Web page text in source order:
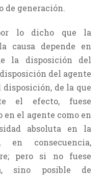
de generación.
lo dicho que la
causa depende en
la disposición del
del agente
de la que
el efecto, fuese
en el agente como en
absoluta en la
en consecuencia,
pero si no fuese
sino posible de